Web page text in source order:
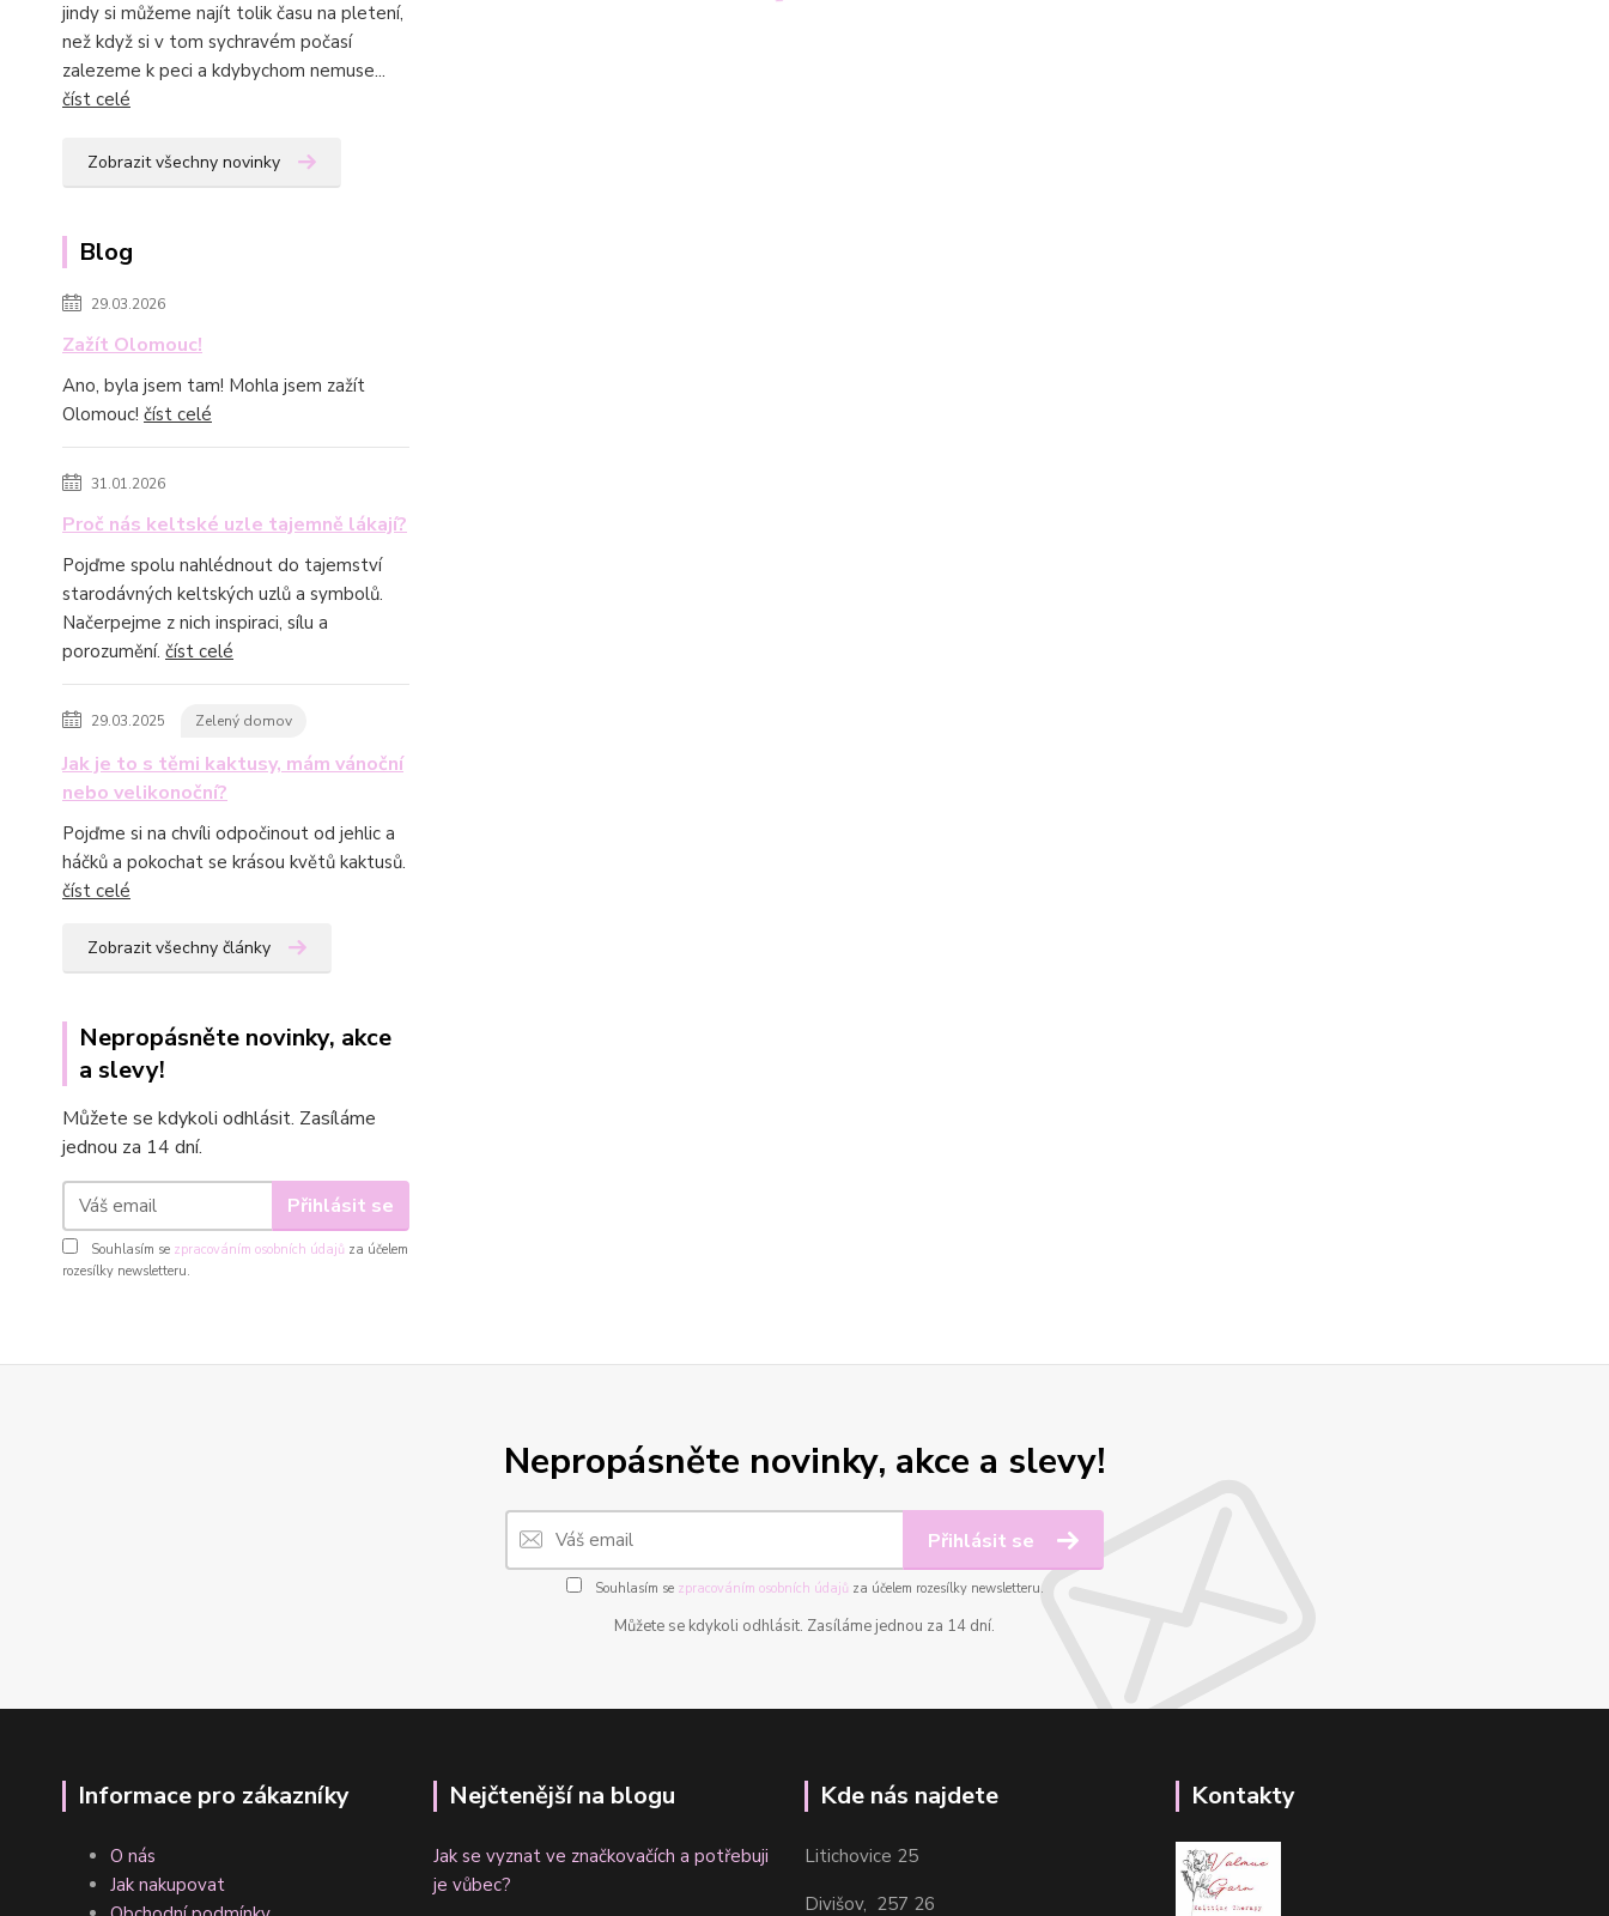
jindy si můžeme najít tolik času na pletení,
než když si v tom sychravém počasí
zalezeme k peci a kdybychom nemuse...
číst celé
Zobrazit všechny novinky
Blog
29.03.2026
Zažít Olomouc!
Ano, byla jsem tam! Mohla jsem zažít
Olomouc! číst celé
31.01.2026
Proč nás keltské uzle tajemně lákají?
Pojďme spolu nahlédnout do tajemství
starodávných keltských uzlů a symbolů.
Načerpejme z nich inspiraci, sílu a
porozumění. číst celé
29.03.2025 Zelený domov
Jak je to s těmi kaktusy, mám vánoční
nebo velikonoční?
Pojďme si na chvíli odpočinout od jehlic a
háčků a pokochat se krásou květů kaktusů.
číst celé
Zobrazit všechny články
Nepropásněte novinky, akce
a slevy!
Můžete se kdykoli odhlásit. Zasíláme
jednou za 14 dní.
Přihlásit se
Souhlasím se zpracováním osobních údajů za účelem
rozesílky newsletteru.
Nepropásněte novinky, akce a slevy!
Přihlásit se
Souhlasím se zpracováním osobních údajů za účelem rozesílky newsletteru.
Můžete se kdykoli odhlásit. Zasíláme jednou za 14 dní.
Informace pro zákazníky
O nás
Jak nakupovat
Nejčtenější na blogu
Jak se vyznat ve značkovačích a potřebuji
je vůbec?
Kde nás najdete
Litichovice 25
Divišov, 257 26
Kontakty